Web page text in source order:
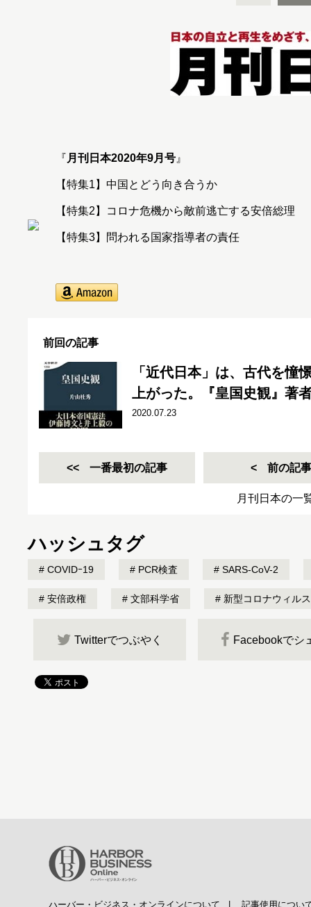
『 月刊日本2020年9月号 』
【特集1】中国とどう向き合うか
【特集2】コロナ危機から敵前逃亡する安倍総理
【特集3】問われる国家指導者の責任
前回の記事
「近代日本」は、古代を憧
上がった。『皇国史観』著
2020.07.23
一番最初の記事 前の記事
月刊日本の一
ハッシュタグ
COVIDｰ19 PCR検査 SARS-CoV-2
安倍政権 文部科学省 新型コロナウィルス
Twitterでつぶやく Facebookでシ
ハーバー・ビジネス・オンラインについて 記事使用につい